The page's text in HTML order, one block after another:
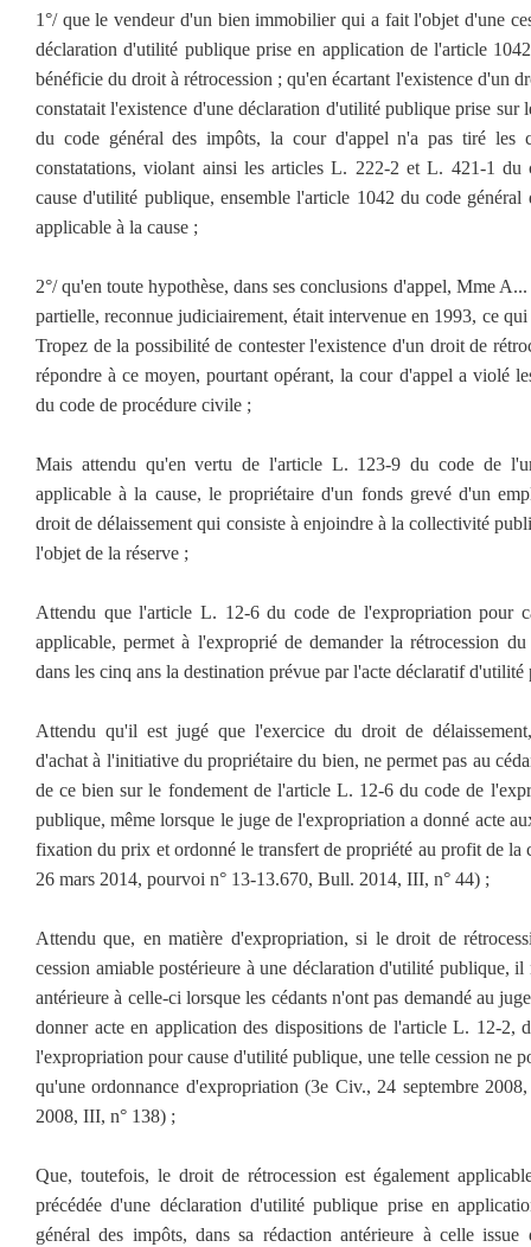
1°/ que le vendeur d'un bien immobilier qui a fait l'objet d'une
déclaration d'utilité publique prise en application de l'article
bénéficie du droit à rétrocession ; qu'en écartant l'existence d'un
constatait l'existence d'une déclaration d'utilité publique prise sur
du code général des impôts, la cour d'appel n'a pas tiré les
constatations, violant ainsi les articles L. 222-2 et L. 421-1 du
cause d'utilité publique, ensemble l'article 1042 du code général
applicable à la cause ;
2°/ qu'en toute hypothèse, dans ses conclusions d'appel, Mme
partielle, reconnue judiciairement, était intervenue en 1993, ce
Tropez de la possibilité de contester l'existence d'un droit de
répondre à ce moyen, pourtant opérant, la cour d'appel a violé
du code de procédure civile ;
Mais attendu qu'en vertu de l'article L. 123-9 du code de
applicable à la cause, le propriétaire d'un fonds grevé d'un
droit de délaissement qui consiste à enjoindre à la collectivité
l'objet de la réserve ;
Attendu que l'article L. 12-6 du code de l'expropriation pour
applicable, permet à l'exproprié de demander la rétrocession
dans les cinq ans la destination prévue par l'acte déclaratif d'utilité
Attendu qu'il est jugé que l'exercice du droit de
d'achat à l'initiative du propriétaire du bien, ne permet pas au
de ce bien sur le fondement de l'article L. 12-6 du code de
publique, même lorsque le juge de l'expropriation a donné acte
fixation du prix et ordonné le transfert de propriété au profit de
26 mars 2014, pourvoi n° 13-13.670, Bull. 2014, III, n° 44) ;
Attendu que, en matière d'expropriation, si le droit de
cession amiable postérieure à une déclaration d'utilité publique, il
antérieure à celle-ci lorsque les cédants n'ont pas demandé au
donner acte en application des dispositions de l'article L. 12-2,
l'expropriation pour cause d'utilité publique, une telle cession ne
qu'une ordonnance d'expropriation (3e Civ., 24 septembre
2008, III, n° 138) ;
Que, toutefois, le droit de rétrocession est également
précédée d'une déclaration d'utilité publique prise en
général des impôts, dans sa rédaction antérieure à celle